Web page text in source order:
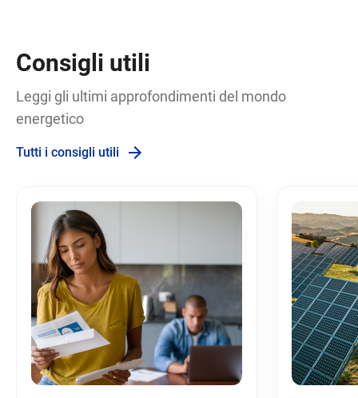
Consigli utili
Leggi gli ultimi approfondimenti del mondo
energetico
Tutti i consigli utili